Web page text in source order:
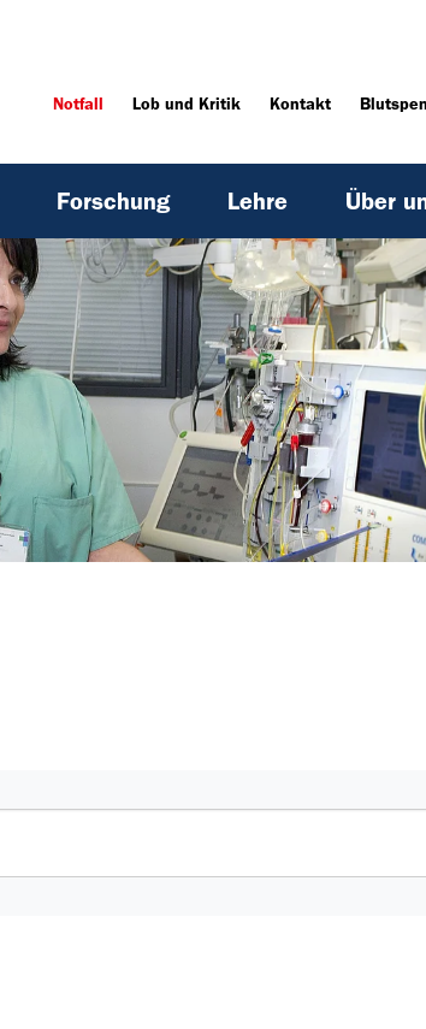
Notfall Lob und Kritik Kontakt
Forschung Lehre Über